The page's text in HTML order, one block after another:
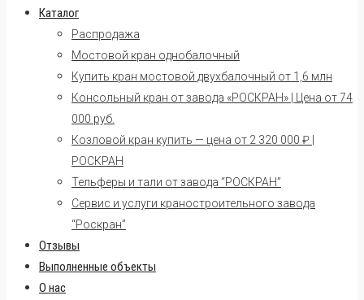
Каталог
Распродажа
Мостовой кран однобалочный
Купить кран мостовой двухбалочный от 1,6 млн
Консольный кран от завода «РОСКРАН» | Цена от 74
000 руб.
Козловой кран купить — цена от 2 320 000 ₽ |
РОСКРАН
Тельферы и тали от завода “РОСКРАН”
Сервис и услуги краностроительного завода
“Роскран”
Отзывы
Выполненные объекты
О нас